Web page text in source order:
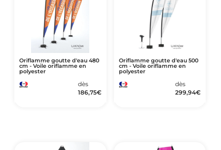
Oriflamme goutte d'eau 480
cm - Voile oriflamme en
polyester
dès
186,75€
Oriflamme goutte d'eau 500
cm - Voile oriflamme en
polyester
dès
299,94€